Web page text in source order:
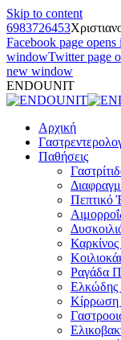
Skip to content
6983726453
Facebook page
windowTwitter page
new window
ENDOUNIT
Αρχική
Παθήσεις
Πεπτικό
Ραγάδα
Ελκώδης
Κίρρωση